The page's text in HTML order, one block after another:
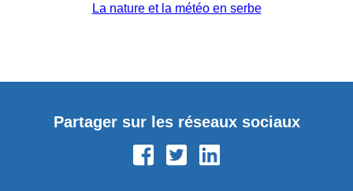
La nature et la météo en serbe
Partager sur les réseaux sociaux